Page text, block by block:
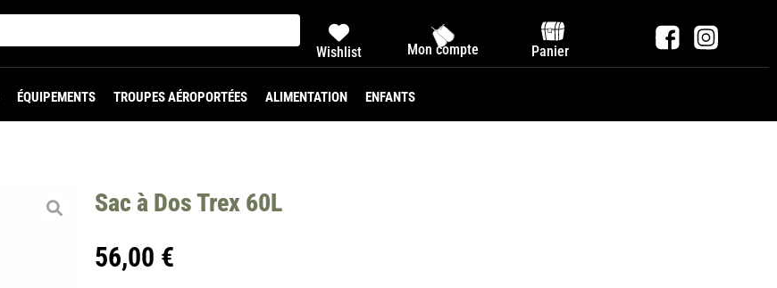
Wishlist Mon compte Panier
ÉQUIPEMENTS TROUPES AÉROPORTÉES ALIMENTATION ENFANTS
Sac à Dos Trex 60L
56,00 €